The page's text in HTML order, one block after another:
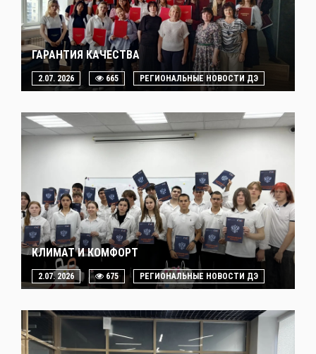
ГАРАНТИЯ КАЧЕСТВА
2.07. 2026 665 РЕГИОНАЛЬНЫЕ НОВОСТИ ДЭ
КЛИМАТ И КОМФОРТ
2.07. 2026 675 РЕГИОНАЛЬНЫЕ НОВОСТИ ДЭ